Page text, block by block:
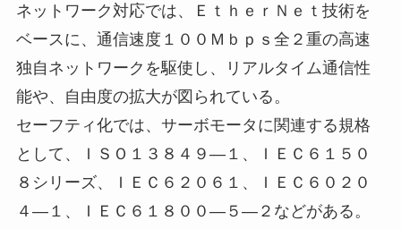
ネットワーク対応では、ＥｔｈｅｒＮｅｔ技術を
ベースに、通信速度１００Ｍｂｐｓ全２重の高速
独自ネットワークを駆使し、リアルタイム通信性
能や、自由度の拡大が図られている。
セーフティ化では、サーボモータに関連する規格
として、ＩＳＯ１３８４９―１、ＩＥＣ６１５０
８シリーズ、ＩＥＣ６２０６１、ＩＥＣ６０２０
４―１、ＩＥＣ６１８００―５―２などがある。